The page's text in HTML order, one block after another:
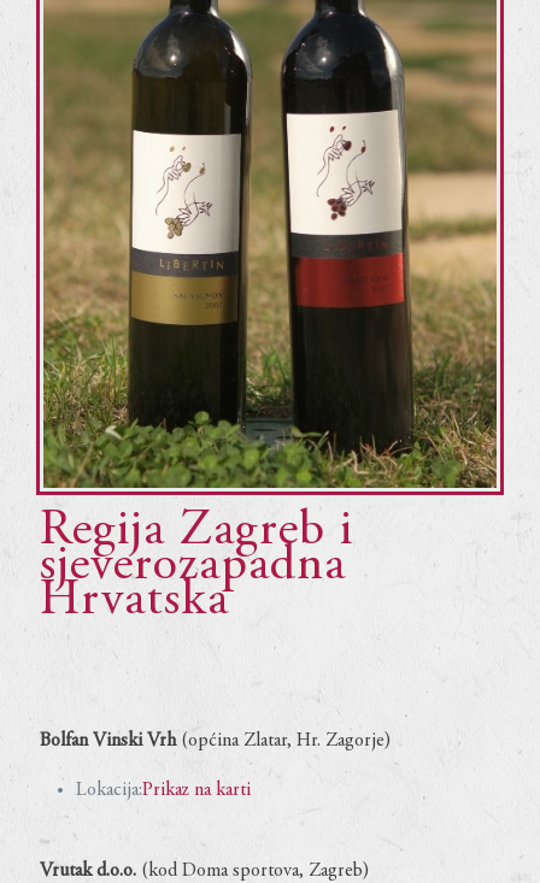
Regija Zagreb i
sjeverozapadna
Hrvatska
Bolfan Vinski Vrh(općina Zlatar, Hr. Zagorje)
Lokacija:Prikaz na karti
Vrutak d.o.o. (kod Doma sportova, Zagreb)